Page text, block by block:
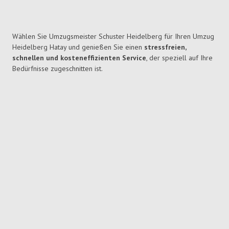
Wählen Sie Umzugsmeister Schuster Heidelberg für Ihren Umzug
Heidelberg Hatay und genießen Sie einen stressfreien,
schnellen und kosteneffizienten Service, der speziell auf Ihre
Bedürfnisse zugeschnitten ist.